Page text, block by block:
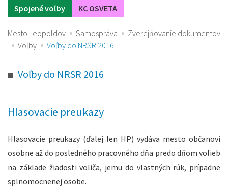
Spojené voľby
KC OSVETA
Mesto Leopoldov Samospráva
Zverejňovanie dokumentov
Voľby
Voľby do NRSR 2016
Voľby do NRSR 2016
Hlasovacie preukazy
Hlasovacie preukazy (ďalej len HP) vydáva mesto občanovi
osobne až do posledného pracovného dňa predo dňom volieb
na základe žiadosti voliča, jemu do vlastných rúk, prípadne
splnomocnenej osobe.